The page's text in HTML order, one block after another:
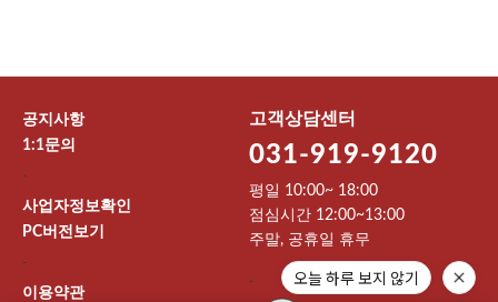
공지사항
1:1문의
-
사업자정보확인
PC버전보기
-
이용약관
고객상담센터
031-919-9120
평일 10:00~ 18:00
점심시간 12:00~13:00
주말, 공휴일 휴무
- 오늘 하루 보지 않기